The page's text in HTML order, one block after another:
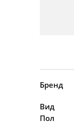
Бренд
Вид
Пол